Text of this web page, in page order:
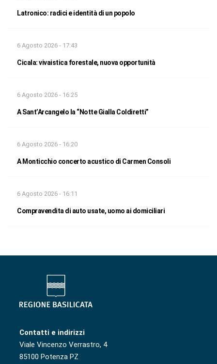
Latronico: radici e identità di un popolo
6 Agosto 2026 - 17:43
Cicala: vivaistica forestale, nuova opportunità
6 Agosto 2026 - 16:25
A Sant’Arcangelo la “Notte Gialla Coldiretti”
6 Agosto 2026 - 16:20
A Monticchio concerto acustico di Carmen Consoli
6 Agosto 2026 - 16:11
Compravendita di auto usate, uomo ai domiciliari
Contatti e indirizzi
Viale Vincenzo Verrastro, 4
85100 Potenza PZ